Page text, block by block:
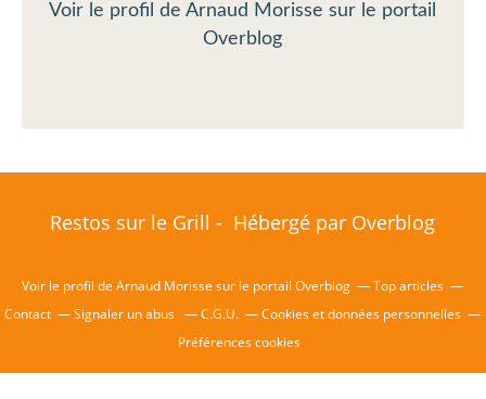
Voir le profil deArnaud Morisse sur le portail
Overblog
Restos sur le Grill - Hébergé par Overblog
Voir le profil deArnaud Morisse sur le portail Overblog
Top articles
Contact
Signaler un abus C.G.U.
Cookies et données personnelles
Préférences cookies